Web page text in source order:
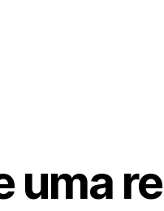
uma